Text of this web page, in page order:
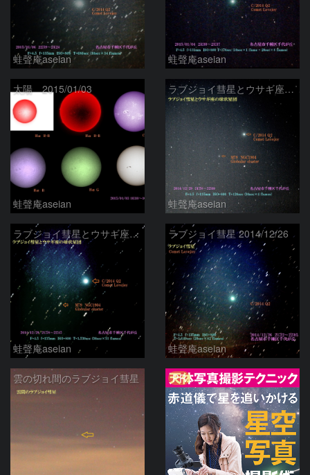
蛙聲庵aseian 蛙聲庵aseian
太陽 2015/01/03
蛙聲庵aseian
ラブジョイ彗星とウサギ座の球状星団
蛙聲庵aseian
ラブジョイ彗星とウサギ座の球状星団
蛙聲庵aseian
ラブジョイ彗星 2014/12/26
蛙聲庵aseian
雲の切れ間のラブジョイ彗星 PR